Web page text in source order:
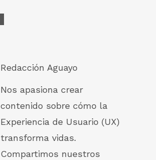
Redacción Aguayo
Nos apasiona crear
contenido sobre cómo la
Experiencia de Usuario (UX)
transforma vidas.
Compartimos nuestros